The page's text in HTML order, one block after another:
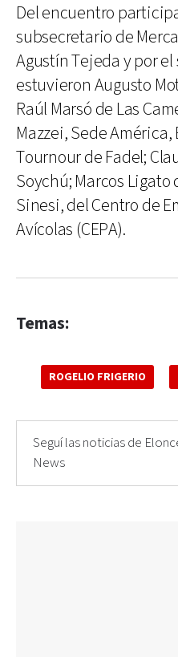
Del encuentro
subsecretario de
Agustín Tejeda y por
estuvieron Augusto
Raúl Marsó de Las
Mazzei, Sede
Tournour de Fadel;
Soychú; Marcos Ligato
Sinesi, del Centro de
Avícolas (CEPA).
Temas:
ROGELIO FRIGERIO
Seguí las noticias de
News